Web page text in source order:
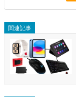
関連記事